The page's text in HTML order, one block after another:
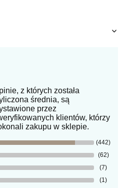
z których została
średnia, są
przez
klientów, którzy
zakupu w sklepie.
(442)
(62)
(7)
(1)